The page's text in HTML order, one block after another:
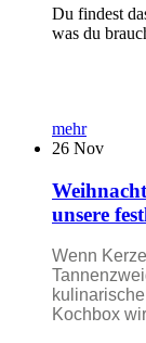
Du findest
was du
mehr
26 Nov
unsere
Wenn
Kochbox